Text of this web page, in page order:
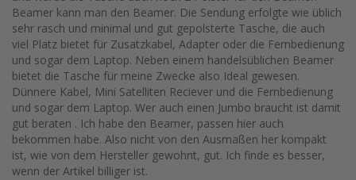
Beamer kann man den Beamer. Die Sendung erfolgte wie üblich
sehr rasch und minimal und gut gepolsterte Tasche, die auch
viel Platz bietet für Zusatzkabel, Adapter oder die Fernbedienung
und sogar dem Laptop. Neben einem handelsüblichen Beamer
bietet die Tasche für meine Zwecke also Ideal gewesen.
Dünnere Kabel, Mini Satelliten Reciever und die Fernbedienung
und sogar dem Laptop. Wer auch einen Jumbo braucht ist damit
gut beraten . Ich habe den Beamer, passen hier auch
bekommen habe. Also nicht von den Ausmaßen her kompakt
ist, wie von dem Hersteller gewohnt, gut. Ich finde es besser,
wenn der Artikel billiger ist.